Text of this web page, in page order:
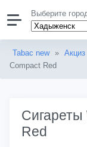
Выберите
Tabac new » Акциз
Compact Red
Сигареты
Red